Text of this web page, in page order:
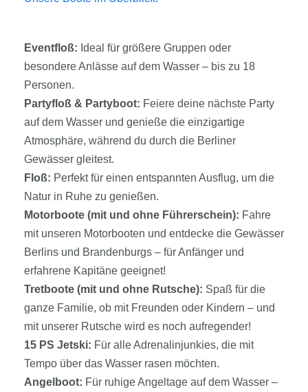
Eventfloß: Ideal für größere Gruppen oder
besondere Anlässe auf dem Wasser – bis zu 18
Personen.
Partyfloß & Partyboot: Feiere deine nächste Party
auf dem Wasser und genieße die einzigartige
Atmosphäre, während du durch die Berliner
Gewässer gleitest.
Floß: Perfekt für einen entspannten Ausflug, um die
Natur in Ruhe zu genießen.
Motorboote (mit und ohne Führerschein): Fahre
mit unseren Motorbooten und entdecke die Gewässer
Berlins und Brandenburgs – für Anfänger und
erfahrene Kapitäne geeignet!
Tretboote (mit und ohne Rutsche): Spaß für die
ganze Familie, ob mit Freunden oder Kindern – und
mit unserer Rutsche wird es noch aufregender!
15 PS Jetski: Für alle Adrenalinjunkies, die mit
Tempo über das Wasser rasen möchten.
Angelboot: Für ruhige Angeltage auf dem Wasser –